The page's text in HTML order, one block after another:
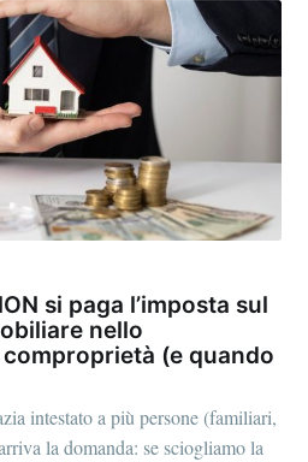
si paga l’imposta sul
nello
(e quando
intestato a più persone (familiari,
la domanda: se sciogliamo la